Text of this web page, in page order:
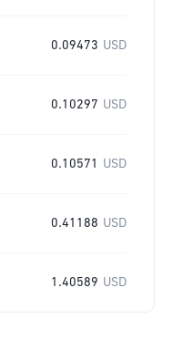
0.09473 USD
0.10297 USD
0.10571 USD
0.41188 USD
1.40589 USD